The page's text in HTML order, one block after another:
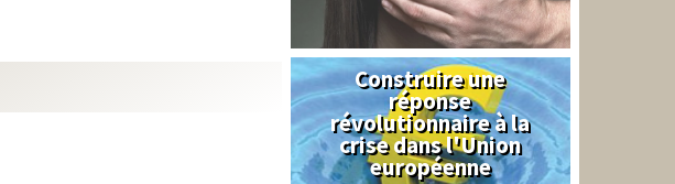
Syndical
Construire une
réponse
révolutionnaire à la
crise dans l'Union
européenne